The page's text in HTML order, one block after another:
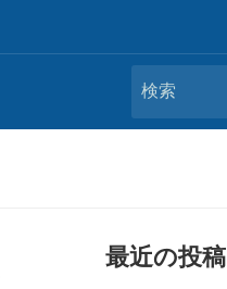
Search
for:
最近の投稿